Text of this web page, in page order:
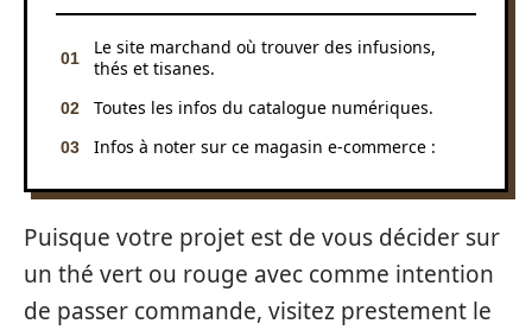
Le site marchand où trouver des infusions,
thés et tisanes.
Toutes les infos du catalogue numériques.
Infos à noter sur ce magasin e-commerce :
Puisque votre projet est de vous décider sur
un thé vert ou rouge avec comme intention
de passer commande, visitez prestement le